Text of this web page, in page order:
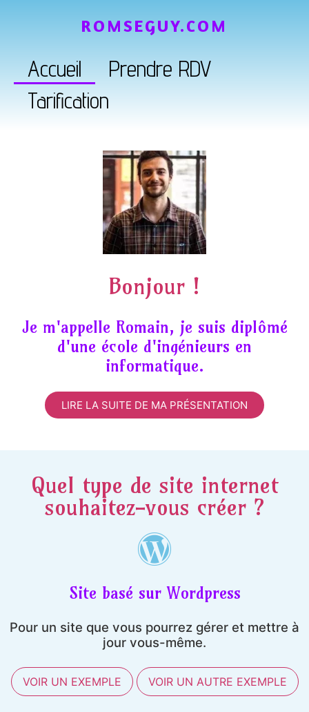
Accueil
Prendre RDV
Tarification
ROMSEGUY.COM
Bonjour !
Je m'appelle Romain, je suis diplômé
d'une école d'ingénieurs en
informatique.
LIRE LA SUITE DE MA PRÉSENTATION
Quel type de site internet
souhaitez-vous créer ?
Site basé sur Wordpress
Pour un site que vous pourrez gérer et mettre à
jour vous-même.
VOIR UN EXEMPLE VOIR UN AUTRE EXEMPLE